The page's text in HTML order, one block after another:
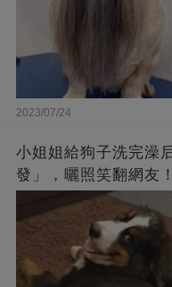
2023/07/24
小姐姐給狗子洗完澡
發」，曬照笑翻網友！